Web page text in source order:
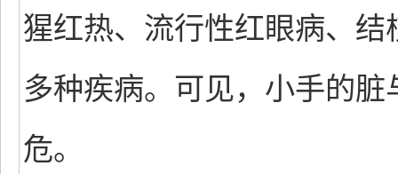
猩红热、流行性红眼病、
多种疾病。可见，小手的
危。